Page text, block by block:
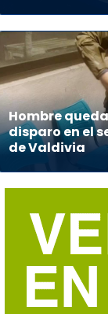
Hombre
disparo en el
de Valdivia